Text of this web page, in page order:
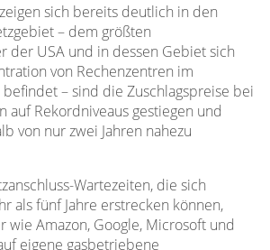
sich bereits deutlich in den
– dem größten
der USA und in dessen Gebiet sich
von Rechenzentren im
– sind die Zuschlagspreise bei
auf Rekordniveaus gestiegen und
von nur zwei Jahren nahezu
Wartezeiten, die sich
als fünf Jahre erstrecken können,
wie Amazon, Google, Microsoft und
eigene gasbetriebene